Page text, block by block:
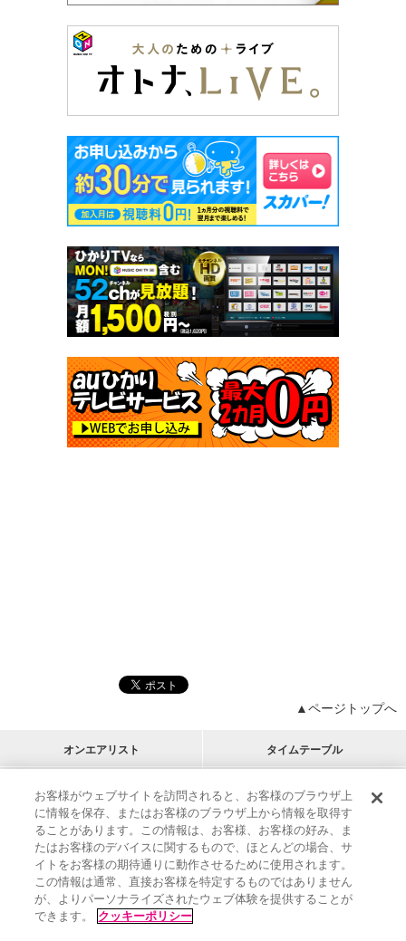
▲ページトップへ
オンエアリスト タイムテーブル
プログラムリスト チャート
アーティストリスト
M-ON!
RECOMMEND
リクエスト
インフォメーション | プレゼント&ご招待
MUSIC ON! TV（エムオン!）とは？ | サポート
サイト案内
| エムオン!友の会 | クッキーの詳細
お客様がウェブサイトを訪問されると、お客様のブラウザ上
に情報を保存、またはお客様のブラウザ上から情報を取得す
ることがあります。この情報は、お客様、お客様の好み、ま
たはお客様のデバイスに関するもので、ほとんどの場合、サ
イトをお客様の期待通りに動作させるために使用されます。
この情報は通常、直接お客様を特定するものではありません
が、よりパーソナライズされたウェブ体験を提供することが
できます。
クッキーポリシー